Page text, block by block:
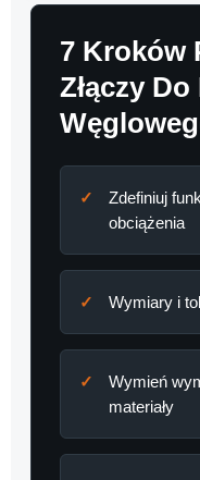
7 Kroków
Złączy
Zdefiniuj
obciążenia
Wymiary i
Wymień
materiały